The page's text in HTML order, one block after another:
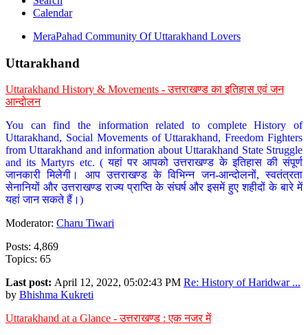
Calendar
MeraPahad Community Of Uttarakhand Lovers
Uttarakhand
Uttarakhand History & Movements - उत्तराखण्ड का इतिहास एवं जन
आन्दोलन
You can find the information related to complete History of
Uttarakhand, Social Movements of Uttarakhand, Freedom Fighters
from Uttarakhand and information about Uttarakhand State Struggle
and its Martyrs etc. ( यहां पर आपको उत्तराखण्ड के इतिहास की संपूर्ण
जानकारी मिलेगी। आप उत्तराखण्ड के विभिन्न जन-आन्दोलनों, स्वतंत्रता
सेनानियों और उत्तराखण्ड राज्य प्राप्ति के संघर्ष और इसमें हुए शहीदों के बारे में
यहां जान सकते हैं।)
Moderator: Charu Tiwari
Posts: 4,869
Topics: 65
Last post: April 12, 2022, 05:02:43 PM Re: History of Haridwar ...
by Bhishma Kukreti
Uttarakhand at a Glance - उत्तराखण्ड : एक नजर में